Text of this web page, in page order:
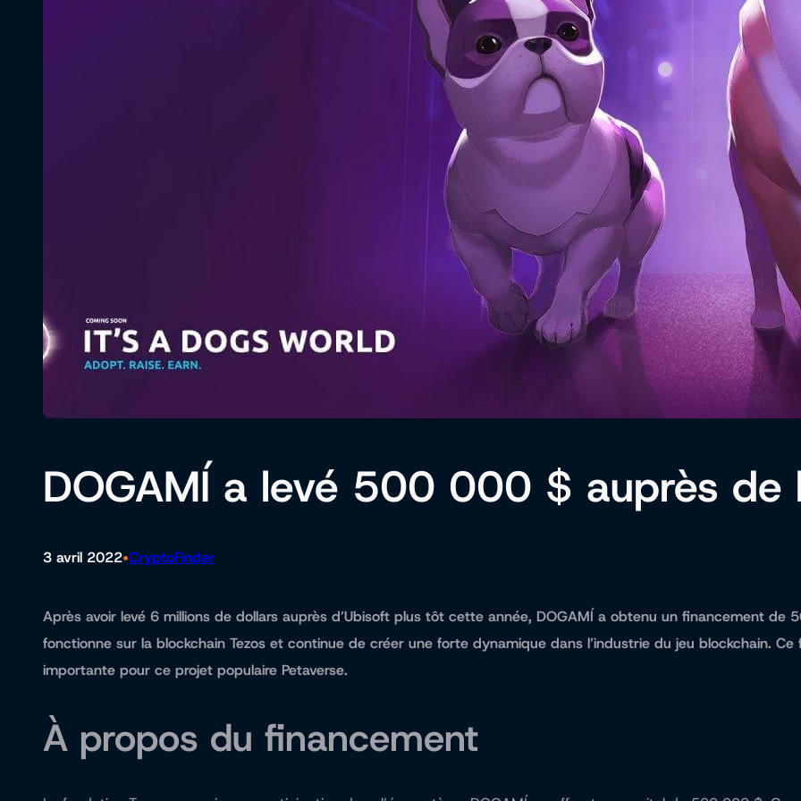
DOGAMÍ a levé 500 000 $ auprès de
3 avril 2022•CryptoFinder
Après avoir levé 6 millions de dollars auprès d’Ubisoft plus tôt cette année, DOGAMÍ a obtenu un financement de
fonctionne sur la blockchain Tezos et continue de créer une forte dynamique dans l’industrie du jeu blockchain.
importante pour ce projet populaire Petaverse.
À propos du financement